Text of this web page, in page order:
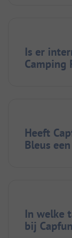
Is er
Camping
Heeft
Bleus
In welke
bij